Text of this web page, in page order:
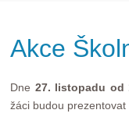
Akce
Dne 27. listopadu
žáci budou